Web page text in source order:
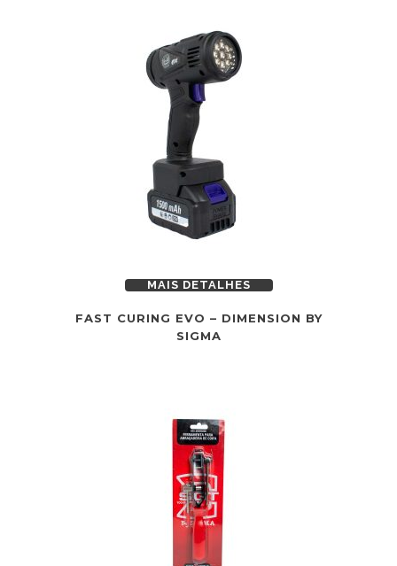
MAIS DETALHES
FAST CURING EVO – DIMENSION BY
SIGMA